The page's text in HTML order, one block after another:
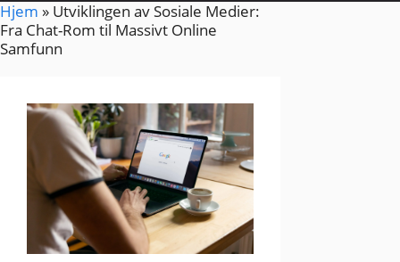
Hjem » Utviklingen av Sosiale Medier:
Fra Chat-Rom til Massivt Online
Samfunn